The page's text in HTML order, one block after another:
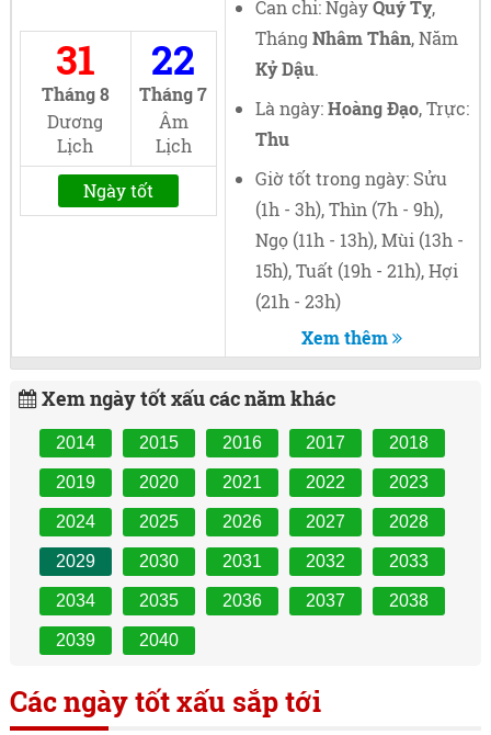
31
Tháng 8
Dương
Lịch
22
Tháng 7
Âm
Lịch
Ngày tốt
Can chi: NgàyQuý Tỵ,
Tháng Nhâm Thân, Năm
Kỷ Dậu.
Là ngày:Hoàng Đạo, Trực:
Thu
Giờ tốt trong ngày: Sửu
(1h - 3h), Thìn (7h - 9h),
Ngọ (11h - 13h), Mùi (13h -
15h), Tuất (19h - 21h), Hợi
(21h - 23h)
Xem thêm
Xem ngày tốt xấu các năm khác
2014 2015 2016 2017 2018
2019 2020 2021 2022 2023
2024 2025 2026 2027 2028
2029 2030 2031 2032 2033
2034 2035 2036 2037 2038
2039 2040
Các ngày tốt xấu sắp tới